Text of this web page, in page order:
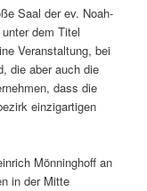
Saal der ev. Noah-
dem Titel
Veranstaltung, bei
die aber auch die
dass die
einzigartigen
Mönninghoff an
in der Mitte